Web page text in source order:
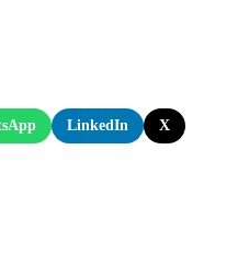
LinkedIn X